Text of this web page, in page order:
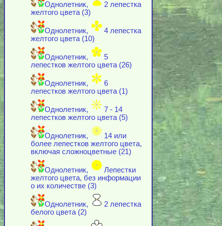
Однолетник,
2 лепестка
желтого цвета (3)
Однолетник,
4 лепестка
желтого цвета (10)
Однолетник,
5
лепестков желтого цвета (26)
Однолетник,
6
лепестков желтого цвета (1)
Однолетник,
7 - 14
лепестков желтого цвета (5)
Однолетник,
14 или
более лепестков желтого цвета,
включая cложноцветные (21)
Однолетник,
Лепестки
желтого цвета, без информации
о их количестве (3)
Однолетник,
2 лепестка
белого цвета (2)